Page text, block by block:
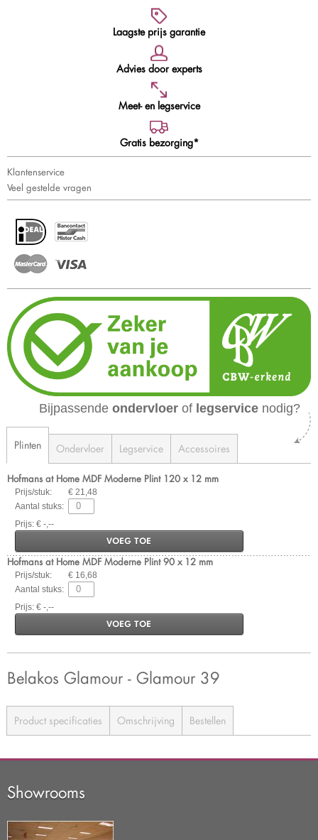
Laagste prijs garantie
Advies door experts
Meet- en legservice
Gratis bezorging*
Klantenservice
Veel gestelde vragen
Bijpassende ondervloer of legservice nodig?
Plinten Ondervloer Legservice Accessoires
Hofmans at Home MDF Moderne Plint 120 x 12 mm
Prijs/stuk:
€ 21,48
Aantal stuks:
Prijs: € -,--
VOEG TOE
Hofmans at Home MDF Moderne Plint 90 x 12 mm
Prijs/stuk:
€ 16,68
Aantal stuks:
Prijs: € -,--
VOEG TOE
Belakos Glamour - Glamour 39
Product specificaties Omschrijving Bestellen
Showrooms